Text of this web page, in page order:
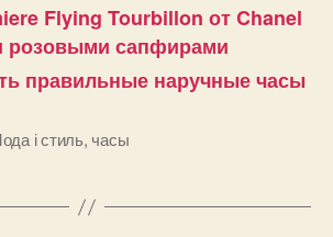
Flying Tourbillon от Chanel
розовыми сапфирами
правильные наручные часы
і стиль, часы